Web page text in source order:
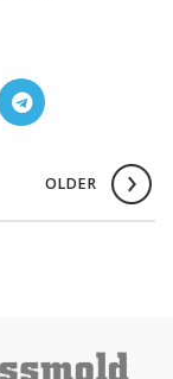
OLDER